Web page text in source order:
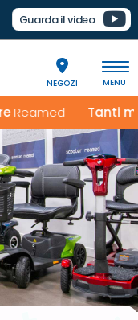
Guarda il video
NEGOZI
Tanti